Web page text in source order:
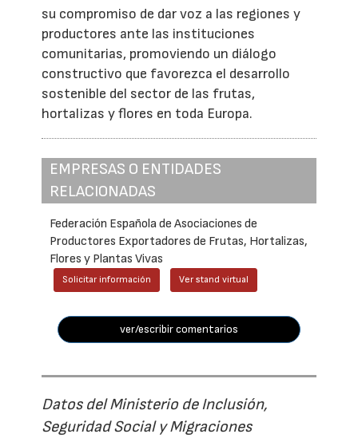
su compromiso de dar voz a las regiones y
productores ante las instituciones
comunitarias, promoviendo un diálogo
constructivo que favorezca el desarrollo
sostenible del sector de las frutas,
hortalizas y flores en toda Europa.
EMPRESAS O ENTIDADES
RELACIONADAS
Federación Española de Asociaciones de
Productores Exportadores de Frutas, Hortalizas,
Flores y Plantas Vivas
Solicitar información Ver stand virtual
ver/escribir comentarios
Datos del Ministerio de Inclusión,
Seguridad Social y Migraciones